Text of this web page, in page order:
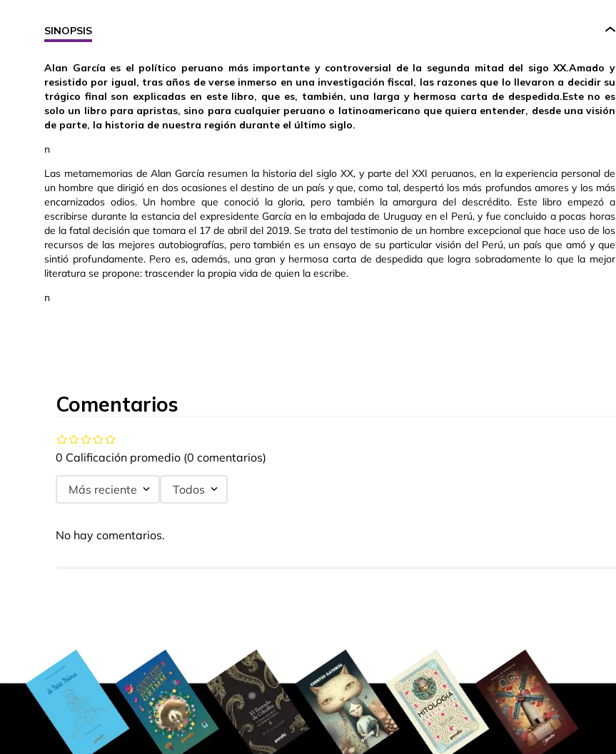
SINOPSIS
Alan García es el político peruano más importante y controversial de la segunda mitad del sigo XX.Amado y
resistido por igual, tras años de verse inmerso en una investigación fiscal, las razones que lo llevaron a decidir su
trágico final son explicadas en este libro, que es, también, una larga y hermosa carta de despedida.Este no es
solo un libro para apristas, sino para cualquier peruano o latinoamericano que quiera entender, desde una visión
de parte, la historia de nuestra región durante el último siglo.
n
Las metamemorias de Alan García resumen la historia del siglo XX, y parte del XXI peruanos, en la experiencia personal de
un hombre que dirigió en dos ocasiones el destino de un país y que, como tal, despertó los más profundos amores y los más
encarnizados odios. Un hombre que conoció la gloria, pero también la amargura del descrédito. Este libro empezó a
escribirse durante la estancia del expresidente García en la embajada de Uruguay en el Perú, y fue concluido a pocas horas
de la fatal decisión que tomara el 17 de abril del 2019. Se trata del testimonio de un hombre excepcional que hace uso de los
recursos de las mejores autobiografías, pero también es un ensayo de su particular visión del Perú, un país que amó y que
sintió profundamente. Pero es, además, una gran y hermosa carta de despedida que logra sobradamente lo que la mejor
literatura se propone: trascender la propia vida de quien la escribe.
n
Comentarios
0 Calificación promedio (0 comentarios)
Más reciente Todos
No hay comentarios.